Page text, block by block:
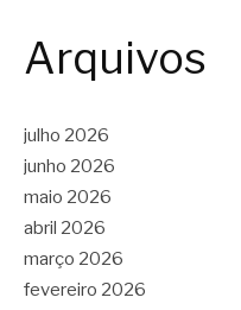
Arquivos
julho 2026
junho 2026
maio 2026
abril 2026
março 2026
fevereiro 2026